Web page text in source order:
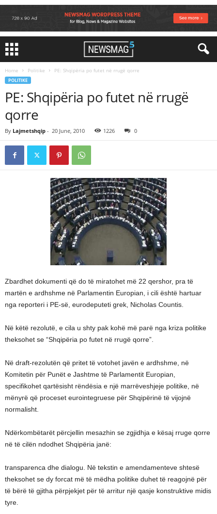
Home Politike PE: Shqipëria po futet në rrugë qorre
POLITIKE
PE: Shqipëria po futet në rrugë
qorre
By Lajmetshqip - 20 June, 2010 1226 0
Zbardhet dokumenti që do të miratohet më 22 qershor, pra të
martën e ardhshme në Parlamentin Europian, i cili është hartuar
nga reporteri i PE-së, eurodeputeti grek, Nicholas Countis.
Në këtë rezolutë, e cila u shty pak kohë më parë nga kriza politike
theksohet se “Shqipëria po futet në rrugë qorre”.
Në draft-rezolutën që pritet të votohet javën e ardhshme, në
Komitetin për Punët e Jashtme të Parlamentit Europian,
specifikohet qartësisht rëndësia e një marrëveshjeje politike, në
mënyrë që proceset eurointegruese për Shqipërinë të vijojnë
normalisht.
Ndërkombëtarët përcjellin mesazhin se zgjidhja e kësaj rruge qorre
në të cilën ndodhet Shqipëria janë:
transparenca dhe dialogu. Në tekstin e amendamenteve shtesë
theksohet se dy forcat më të mëdha politike duhet të reagojnë për
të bërë të gjitha përpjekjet për të arritur një qasje konstruktive midis
tyre.